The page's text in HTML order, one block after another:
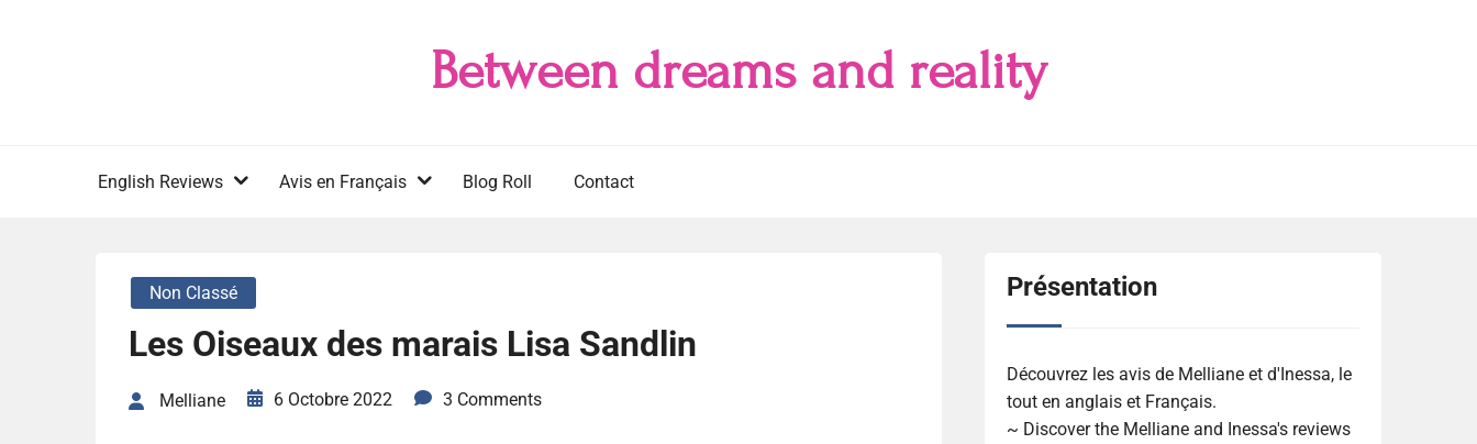
Between dreams and reality
English Reviews Avis en Français Blog Roll Contact
Non Classé
Les Oiseaux des marais Lisa Sandlin
Melliane 6 Octobre 2022 3 Comments
Présentation
Découvrez les avis de Melliane et d'Inessa, le
tout en anglais et Français.
~ Discover the Melliane and Inessa's reviews